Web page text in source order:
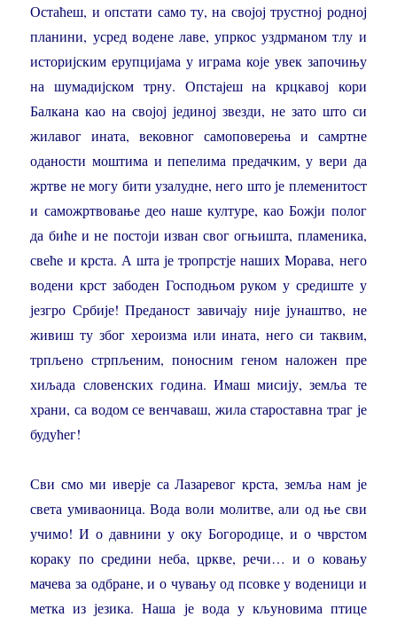
Остаћеш, и опстати само ту, на својој трустној родној
планини, усред водене лаве, упркос уздрманом тлу и
историјским ерупцијама у играма које увек започињу
на шумадијском трну. Опстајеш на крцкавој кори
Балкана као на својој јединој звезди, не зато што си
жилавог ината, вековног самоповерења и самртне
оданости моштима и пепелима предачким, у вери да
жртве не могу бити узалудне, него што је племенитост
и саможртвовање део наше културе, као Божји полог
да биће и не постоји изван свог огњишта, пламеника,
свеће и крста. А шта је тропрстје наших Морава, него
водени крст забоден Господњом руком у средиште у
језгро Србије! Преданост завичају није јунаштво, не
живиш ту због хероизма или ината, него си таквим,
трпљено стрпљеним, поносним геном наложен пре
хиљада словенских година. Имаш мисију, земља те
храни, са водом се венчаваш, жила староставна траг је
будућег!
Сви смо ми иверје са Лазаревог крста, земља нам је
света умиваоница. Вода воли молитве, али од ње сви
учимо! И о давнини у оку Богородице, и о чврстом
кораку по средини неба, цркве, речи… и о ковању
мачева за одбране, и о чувању од псовке у воденици и
метка из језика. Наша је вода у кљуновима птице